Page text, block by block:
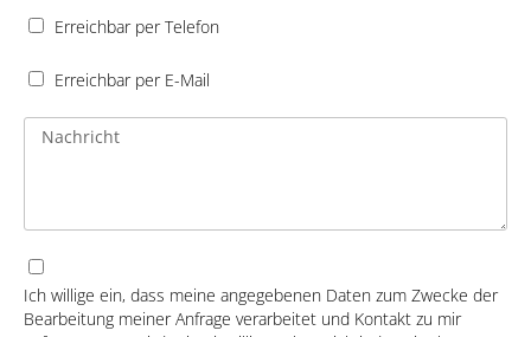
Erreichbar per Telefon
Erreichbar per E-Mail
Ich willige ein, dass meine angegebenen Daten zum Zwecke der
Bearbeitung meiner Anfrage verarbeitet und Kontakt zu mir